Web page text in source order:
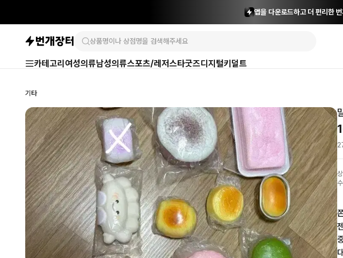
앱을 다운로드하고 더 편리한
카테고리 여성의류남성의류스포츠/레저스타굿즈디지털키덜트
기타